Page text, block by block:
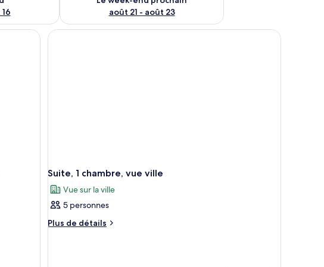
août 21 - août 23
Suite, 1 chambre, vue ville
Vue sur la ville
5 personnes
Plus de détails
Plus